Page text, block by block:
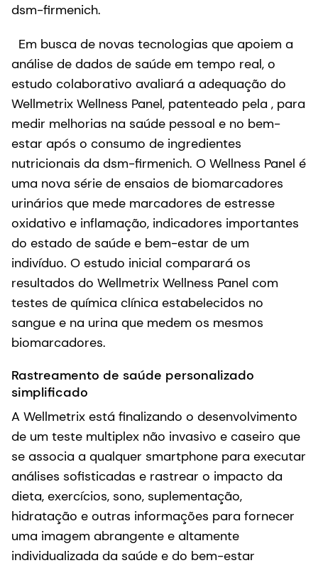
dsm-firmenich.
Em busca de novas tecnologias que apoiem a
análise de dados de saúde em tempo real, o
estudo colaborativo avaliará a adequação do
Wellmetrix Wellness Panel, patenteado pela , para
medir melhorias na saúde pessoal e no bem-
estar após o consumo de ingredientes
nutricionais da dsm-firmenich. O Wellness Panel é
uma nova série de ensaios de biomarcadores
urinários que mede marcadores de estresse
oxidativo e inflamação, indicadores importantes
do estado de saúde e bem-estar de um
indivíduo. O estudo inicial comparará os
resultados do Wellmetrix Wellness Panel com
testes de química clínica estabelecidos no
sangue e na urina que medem os mesmos
biomarcadores.
Rastreamento de saúde personalizado
simplificado
A Wellmetrix está finalizando o desenvolvimento
de um teste multiplex não invasivo e caseiro que
se associa a qualquer smartphone para executar
análises sofisticadas e rastrear o impacto da
dieta, exercícios, sono, suplementação,
hidratação e outras informações para fornecer
uma imagem abrangente e altamente
individualizada da saúde e do bem-estar